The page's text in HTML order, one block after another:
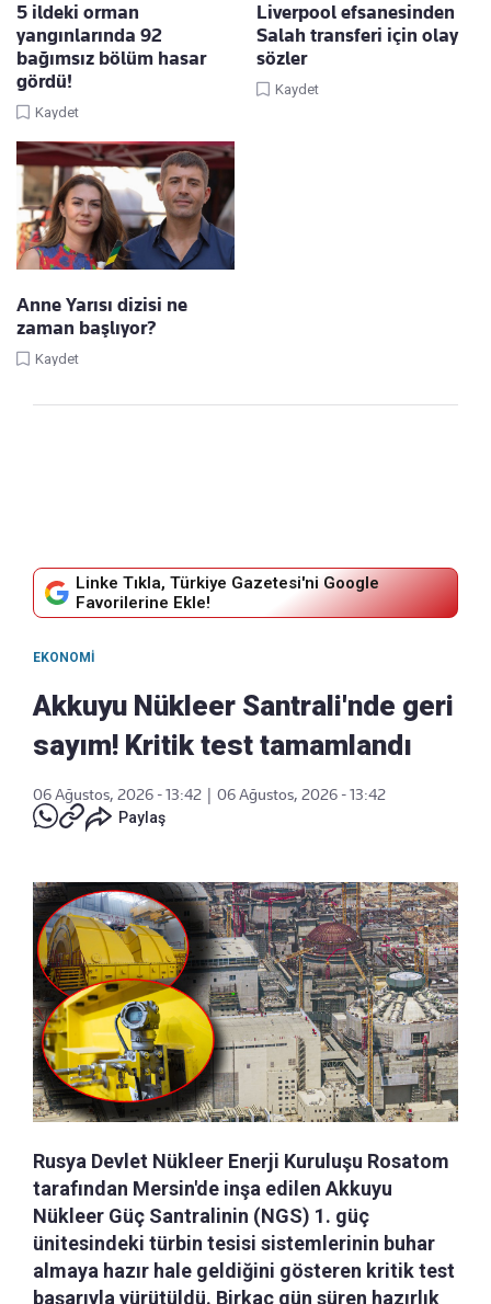
5 ildeki orman
yangınlarında 92
bağımsız bölüm hasar
gördü!
Kaydet
Liverpool efsanesinden
Salah transferi için olay
sözler
Kaydet
Anne Yarısı dizisi ne
zaman başlıyor?
Kaydet
Linke Tıkla, Türkiye Gazetesi'ni Google
Favorilerine Ekle!
EKONOMI
Akkuyu Nükleer Santrali'nde geri
sayım! Kritik test tamamlandı
06 Ağustos, 2026 - 13:42
06 Ağustos, 2026 - 13:42
Paylaş
Rusya Devlet Nükleer Enerji Kuruluşu Rosatom
tarafından Mersin'de inşa edilen Akkuyu
Nükleer Güç Santralinin (NGS) 1. güç
ünitesindeki türbin tesisi sistemlerinin buhar
almaya hazır hale geldiğini gösteren kritik test
başarıyla yürütüldü. Birkaç gün süren hazırlık